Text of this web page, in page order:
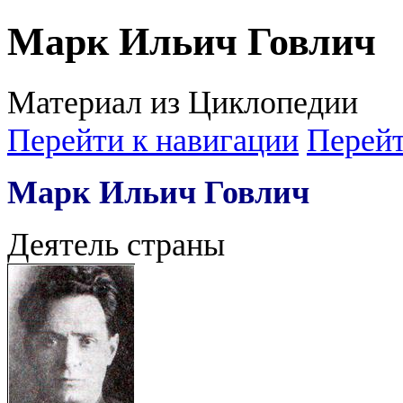
Марк Ильич Говлич
Материал из Циклопедии
Перейти к навигации
Марк Ильич Говлич
Деятель страны